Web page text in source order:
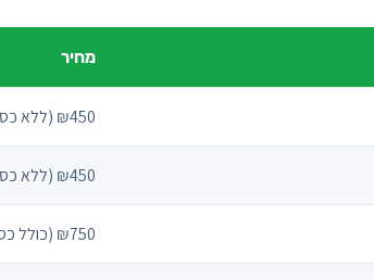
מחיר
₪450 (ללא כספת)
₪450 (ללא כספת)
₪750 (כולל כספת)